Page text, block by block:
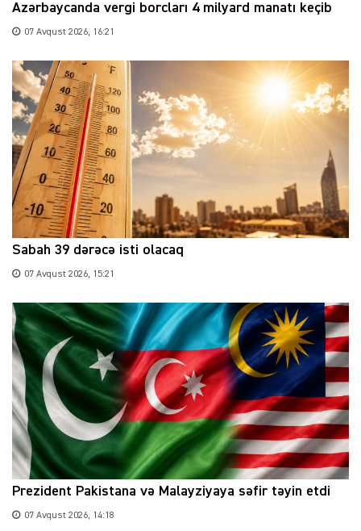
Azərbaycanda vergi borcları 4 milyard manatı keçib
07 Avqust 2026, 16:21
Sabah 39 dərəcə isti olacaq
07 Avqust 2026, 15:21
Prezident Pakistana və Malayziyaya səfir təyin etdi
07 Avqust 2026, 14:18